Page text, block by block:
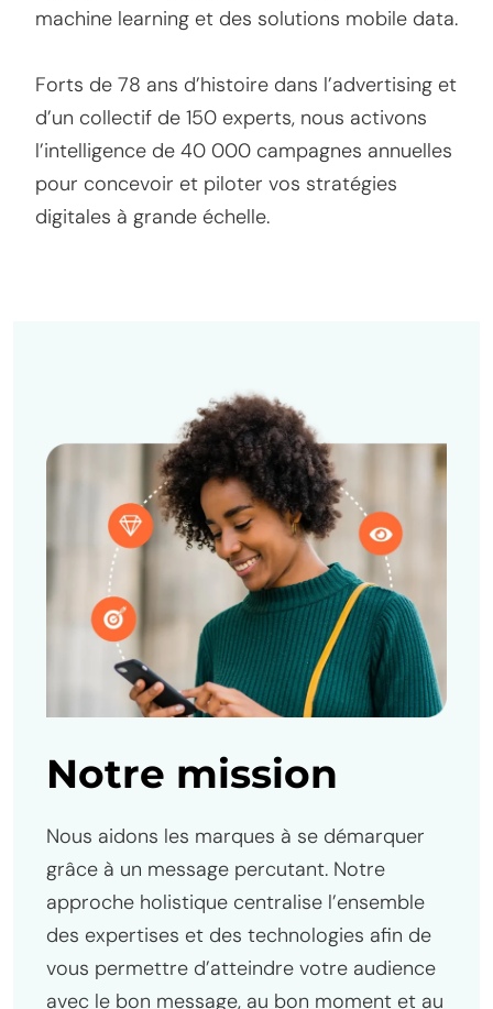
machine learning et des solutions mobile data.
Forts de 78 ans d’histoire dans l’advertising et
d’un collectif de 150 experts, nous activons
l’intelligence de 40 000 campagnes annuelles
pour concevoir et piloter vos stratégies
digitales à grande échelle.
Notre mission
Nous aidons les marques à se démarquer
grâce à un message percutant. Notre
approche holistique centralise l’ensemble
des expertises et des technologies afin de
vous permettre d’atteindre votre audience
avec le bon message, au bon moment et au